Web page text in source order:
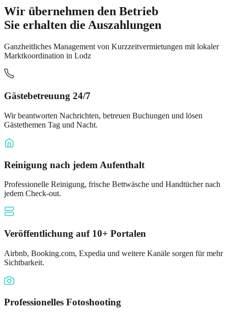
Wir übernehmen den Betrieb
Sie erhalten die Auszahlungen
Ganzheitliches Management von Kurzzeitvermietungen mit lokaler
Marktkoordination in Lodz
Gästebetreuung 24/7
Wir beantworten Nachrichten, betreuen Buchungen und lösen
Gästethemen Tag und Nacht.
Reinigung nach jedem Aufenthalt
Professionelle Reinigung, frische Bettwäsche und Handtücher nach
jedem Check-out.
Veröffentlichung auf 10+ Portalen
Airbnb, Booking.com, Expedia und weitere Kanäle sorgen für mehr
Sichtbarkeit.
Professionelles Fotoshooting